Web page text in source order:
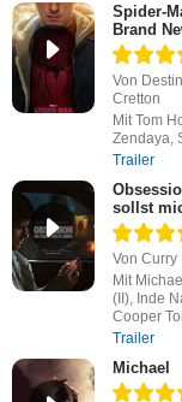
Spider-
Brand
Von
Cretton
Mit Tom
Zendaya,
Trailer
sollst
Von Curry
Mit
(II), Inde
Cooper
Trailer
Michael